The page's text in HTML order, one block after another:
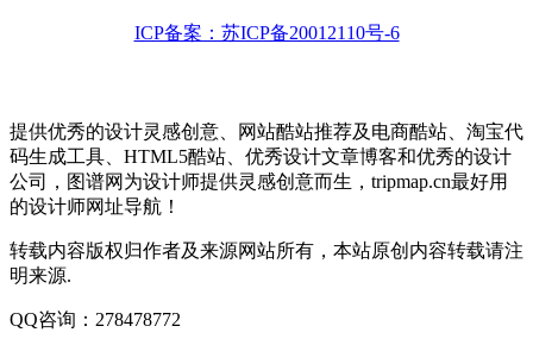
ICP备案：苏ICP备20012110号-6
提供优秀的设计灵感创意、网站酷站推荐及电商酷站、淘宝代
码生成工具、HTML5酷站、优秀设计文章博客和优秀的设计
公司，图谱网为设计师提供灵感创意而生，tripmap.cn最好用
的设计师网址导航！
转载内容版权归作者及来源网站所有，本站原创内容转载请注
明来源.
QQ咨询：278478772